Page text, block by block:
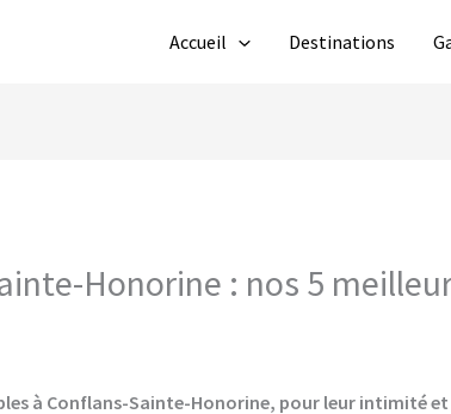
Accueil Destinations
Honorine : nos 5
à Conflans-Sainte-Honorine, pour leur intimité